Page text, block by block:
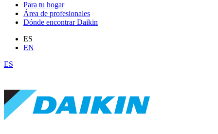
Para tu hogar
Área de profesionales
Dónde encontrar Daikin
ES
EN
ES